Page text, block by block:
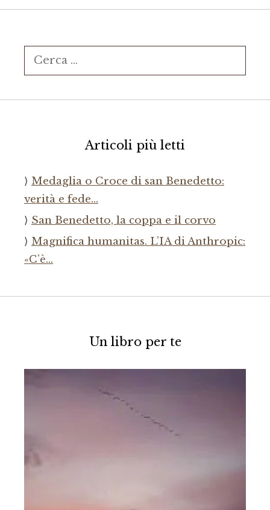
Ricerca
per:
Articoli più letti
Medaglia o Croce di san Benedetto:
verità e fede…
San Benedetto, la coppa e il corvo
Magnifica humanitas. L’IA di Anthropic:
«C’è…
Un libro per te